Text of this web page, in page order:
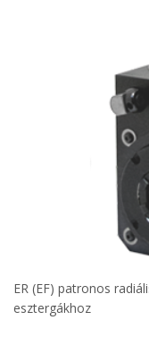
ER (EF) patronos
esztergákhoz